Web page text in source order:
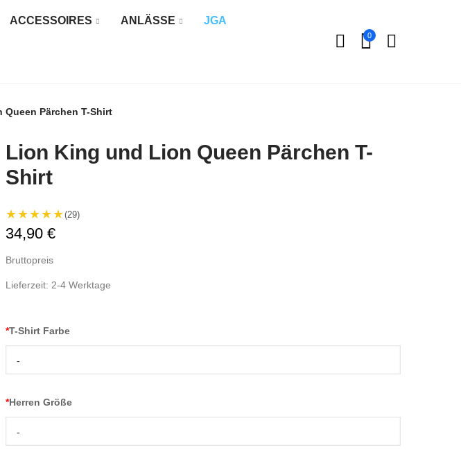
ACCESSOIRES ANLÄSSE JGA
0
Pärchen T-Shirt
Lion King und Lion Queen Pärchen T-
Shirt
★★★★★(29)
34,90 €
Bruttopreis
Lieferzeit: 2-4 Werktage
*T-Shirt Farbe
-
*Herren Größe
-